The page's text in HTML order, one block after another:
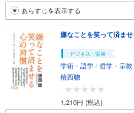
あらすじを表示する
嫌なことを笑って済ま
ビジネス・実用
学術・語学 / 哲学・宗
植西聰
-
1,210円 (税込)